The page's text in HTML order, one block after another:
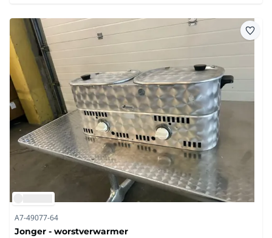
A7-49077-64
Jonger - worstverwarmer